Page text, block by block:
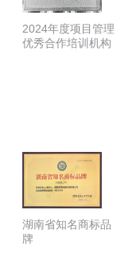
2024年度项目管理
优秀合作培训机构
湖南省知名商标品
牌